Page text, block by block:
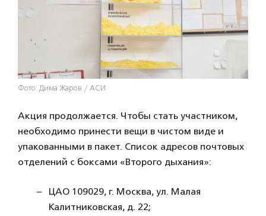
Фото: Дима Жаров / АСИ
Акция продолжается. Чтобы стать участником,
необходимо принести вещи в чистом виде и
упакованными в пакет. Список адресов почтовых
отделений с боксами «Второго дыхания»:
ЦАО 109029, г. Москва, ул. Малая
Калитниковская, д. 22;